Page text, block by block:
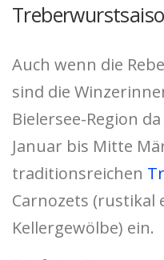
ERLEBNISSE &
ÜBER UNS
Auch wenn die
sind die
Bielersee-Region
Januar bis Mitte
traditionsreichen
Carnozets (rustikal
Kellergewölbe) ein.